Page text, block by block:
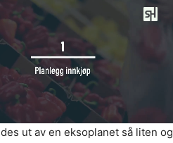
ut av en eksoplanet så liten og